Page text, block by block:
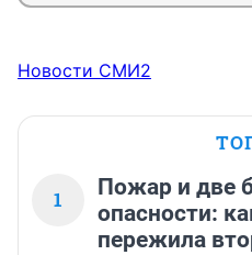
Новости СМИ2
1
Пожар и две
опасности:
пережила